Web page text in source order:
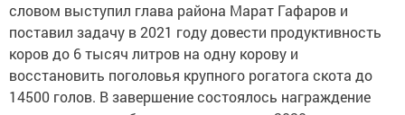
словом выступил глава района Марат Гафаров и
поставил задачу в 2021 году довести продуктивность
коров до 6 тысяч литров на одну корову и
восстановить поголовья крупного рогатога скота до
14500 голов. В завершение состоялось награждение